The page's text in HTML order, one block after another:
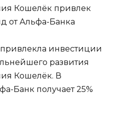
Кошелёк привлек
от Альфа-Банка
инвестиции
развития
Кошелёк. В
Банк получает 25%